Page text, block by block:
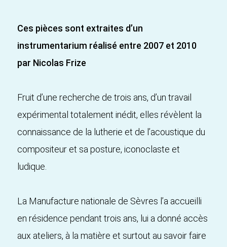
Ces pièces sont extraites d’un
instrumentarium réalisé entre 2007 et 2010
par Nicolas Frize
Fruit d’une recherche de trois ans, d’un travail
expérimental totalement inédit, elles révèlent la
connaissance de la lutherie et de l’acoustique du
compositeur et sa posture, iconoclaste et
ludique.
La Manufacture nationale de Sèvres l’a accueilli
en résidence pendant trois ans, lui a donné accès
aux ateliers, à la matière et surtout au savoir faire